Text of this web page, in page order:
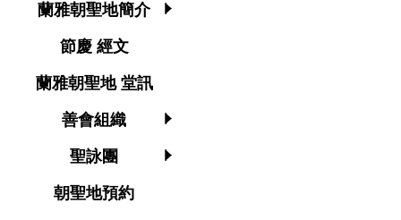
蘭雅朝聖地簡介
節慶 經文
蘭雅朝聖地 堂訊
善會組織
聖詠團
朝聖地預約